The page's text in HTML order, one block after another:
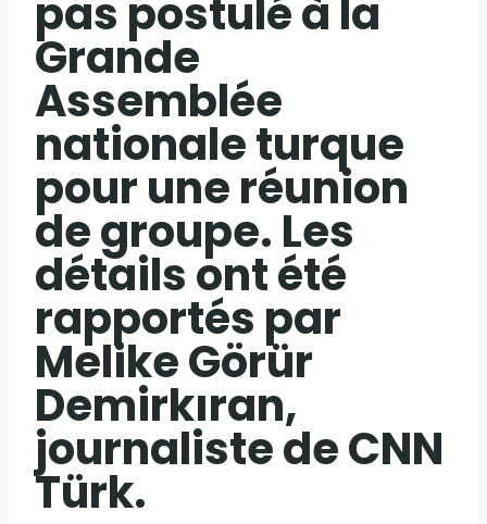
pas postulé à la
Grande
Assemblée
nationale turque
pour une réunion
de groupe. Les
détails ont été
rapportés par
Melike Görür
Demirkıran,
journaliste de CNN
Türk.